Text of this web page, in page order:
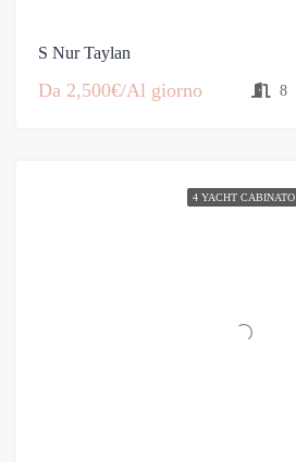
S Nur Taylan
Da 2,500€/Al giorno 8
4 YACHT CABINATO